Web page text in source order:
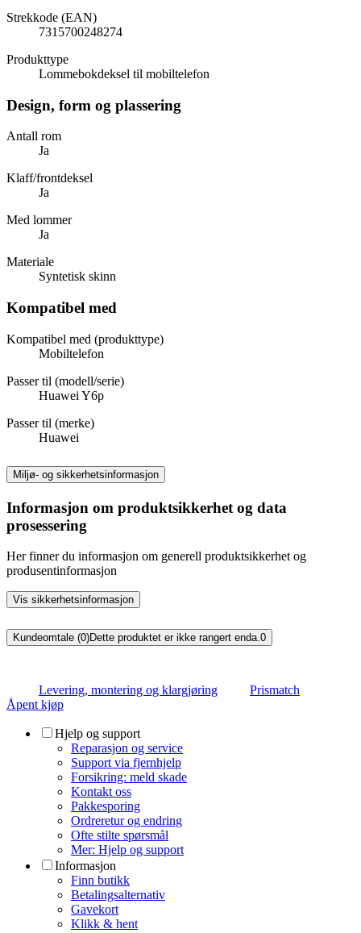
Strekkode (EAN)
7315700248274
Produkttype
Lommebokdeksel til mobiltelefon
Design, form og plassering
Antall rom
Ja
Klaff/frontdeksel
Ja
Med lommer
Ja
Materiale
Syntetisk skinn
Kompatibel med
Kompatibel med (produkttype)
Mobiltelefon
Passer til (modell/serie)
Huawei Y6p
Passer til (merke)
Huawei
Miljø- og sikkerhetsinformasjon
Informasjon om produktsikkerhet og data
prosessering
Her finner du informasjon om generell produktsikkerhet og
produsentinformasjon
Vis sikkerhetsinformasjon
Kundeomtale (0)Dette produktet er ikke rangert enda.0
Levering, montering og klargjøring
Prismatch
Åpent kjøp
Hjelp og support
Reparasjon og service
Support via fjernhjelp
Forsikring: meld skade
Kontakt oss
Pakkesporing
Ordreretur og endring
Ofte stilte spørsmål
Mer: Hjelp og support
Informasjon
Finn butikk
Betalingsalternativ
Gavekort
Klikk & hent